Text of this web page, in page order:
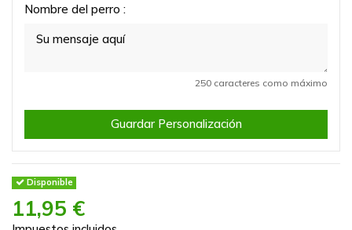
Nombre del perro :
250 caracteres como máximo
Guardar Personalización
Disponible
11,95 €